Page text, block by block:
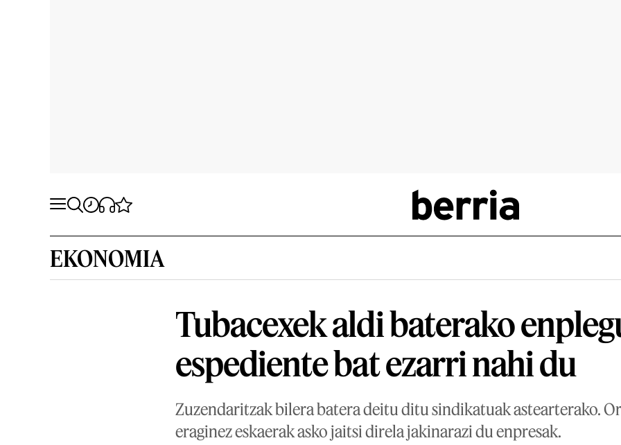
EKONOMIA
Tubacexek aldi baterako
espediente bat ezarri nahi du
Zuzendaritzak bilera batera deitu ditu sindikatuak astearterako.
eraginez eskaerak asko jaitsi direla jakinarazi du enpresak.